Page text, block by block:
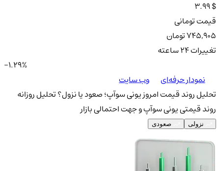
3.99 $
قیمت تومانی
745,905 تومان
تغییرات ۲۴ ساعته
-1.29%
نمودار حرفه‌ای
وب سایت
تحلیل روند قیمت امروز یونی سوآپ؛ صعود یا نزول؟تحلیل روزانه
روند قیمتی یونی سوآپ و جهت احتمالی بازار
نزولی صعودی